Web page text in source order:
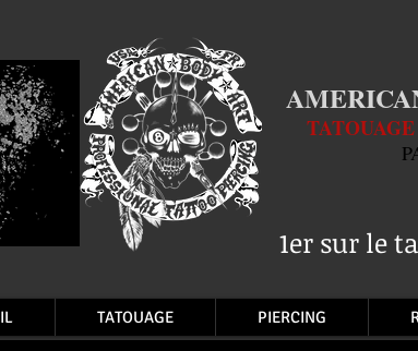
1er sur le
TATOUAGE PIERCING